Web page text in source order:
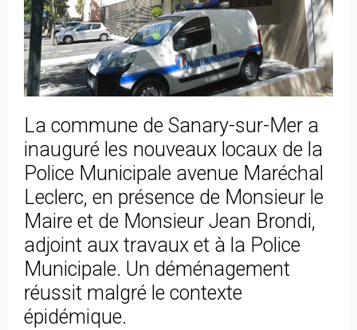
La commune de Sanary-sur-Mer a
inauguré les nouveaux locaux de la
Police Municipale avenue Maréchal
Leclerc, en présence de Monsieur le
Maire et de Monsieur Jean Brondi,
adjoint aux travaux et à la Police
Municipale. Un déménagement
réussit malgré le contexte
épidémique.